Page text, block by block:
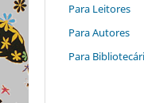
Para Leitores
Para Autores
Para